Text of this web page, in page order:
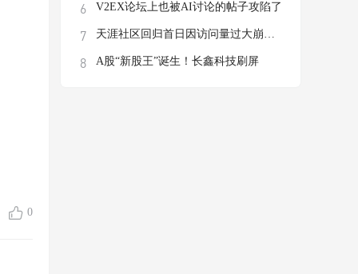
0
V2EX论坛上也被AI讨论的帖子攻陷了
天涯社区回归首日因访问量过大崩溃，前执行
A股“新股王”诞生！长鑫科技刷屏